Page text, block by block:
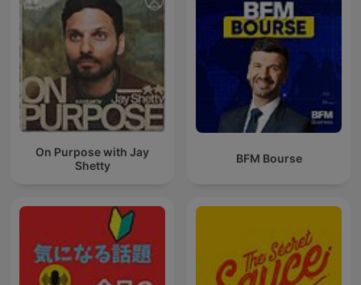
On Purpose with Jay
Shetty
BFM Bourse